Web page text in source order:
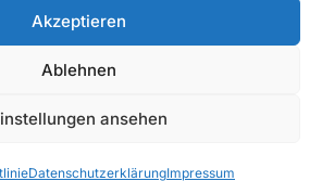
Akzeptieren
Ablehnen
ansehen
DatenschutzerklärungImpressum